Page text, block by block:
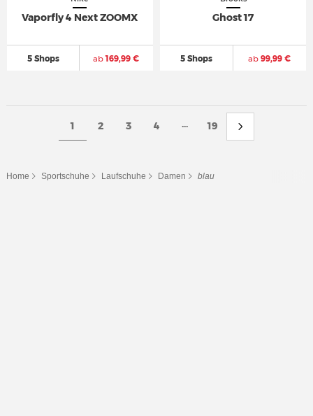
Vaporfly 4 Next ZOOMX
5 Shops ab169,99 €
Ghost 17
5 Shops ab 99,99 €
1 2 3 4 ... 19
Home Sportschuhe Laufschuhe Damen blau